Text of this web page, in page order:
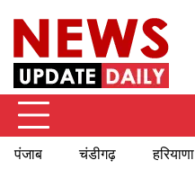
content
पंजाब चंडीगढ़ हरियाणा